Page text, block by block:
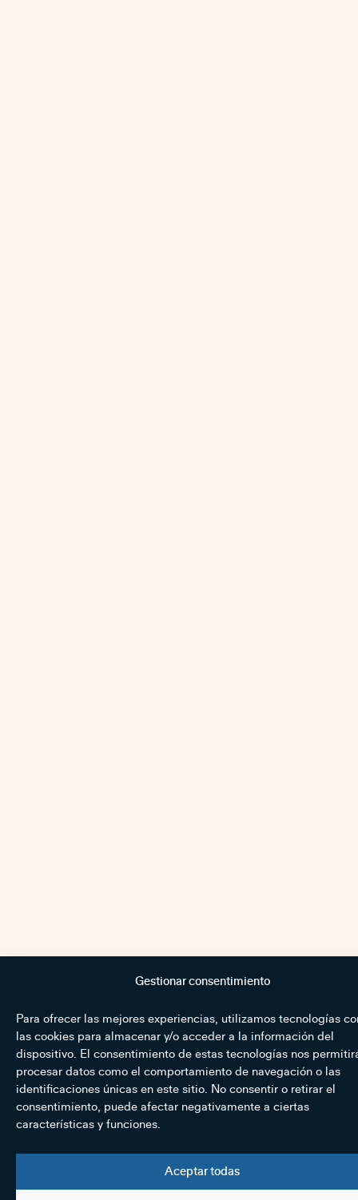
Gestionar consentimiento
Para ofrecer las mejores experiencias, utilizamos tecnologías
las cookies para almacenar y/o acceder a la información del
dispositivo. El consentimiento de estas tecnologías nos
procesar datos como el comportamiento de navegación o las
identificaciones únicas en este sitio. No consentir o retirar el
consentimiento, puede afectar negativamente a ciertas
características y funciones.
Aceptar todas